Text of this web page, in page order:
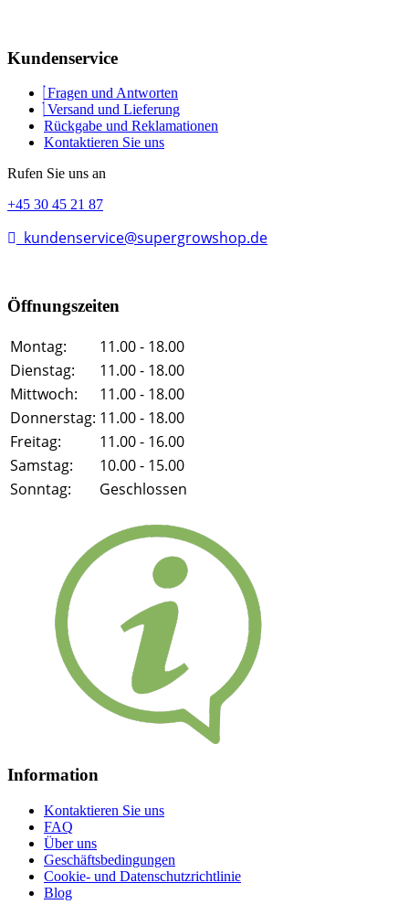
Kundenservice
Fragen und Antworten
Versand und Lieferung
Rückgabe und Reklamationen
Kontaktieren Sie uns
Rufen Sie uns an
+45 30 45 21 87
kundenservice@supergrowshop.de
Öffnungszeiten
Montag:
11.00 - 18.00
Dienstag:
11.00 - 18.00
Mittwoch:
11.00 - 18.00
Donnerstag: 11.00 - 18.00
Freitag:
11.00 - 16.00
Samstag:
10.00 - 15.00
Sonntag:
Geschlossen
Information
Kontaktieren Sie uns
FAQ
Über uns
Geschäftsbedingungen
Cookie- und Datenschutzrichtlinie
Blog